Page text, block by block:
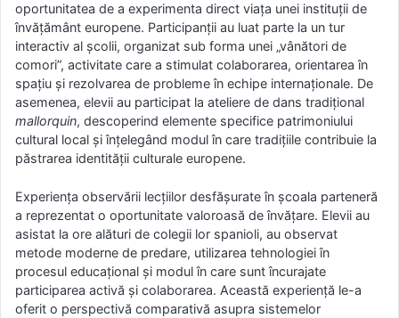
oportunitatea de a experimenta direct viața unei instituții de
învățământ europene. Participanții au luat parte la un tur
interactiv al școlii, organizat sub forma unei „vânători de
comori”, activitate care a stimulat colaborarea, orientarea în
spațiu și rezolvarea de probleme în echipe internaționale. De
asemenea, elevii au participat la ateliere de dans tradițional
mallorquin, descoperind elemente specifice patrimoniului
cultural local și înțelegând modul în care tradițiile contribuie la
păstrarea identității culturale europene.
Experiența observării lecțiilor desfășurate în școala parteneră
a reprezentat o oportunitate valoroasă de învățare. Elevii au
asistat la ore alături de colegii lor spanioli, au observat
metode moderne de predare, utilizarea tehnologiei în
procesul educațional și modul în care sunt încurajate
participarea activă și colaborarea. Această experiență le-a
oferit o perspectivă comparativă asupra sistemelor